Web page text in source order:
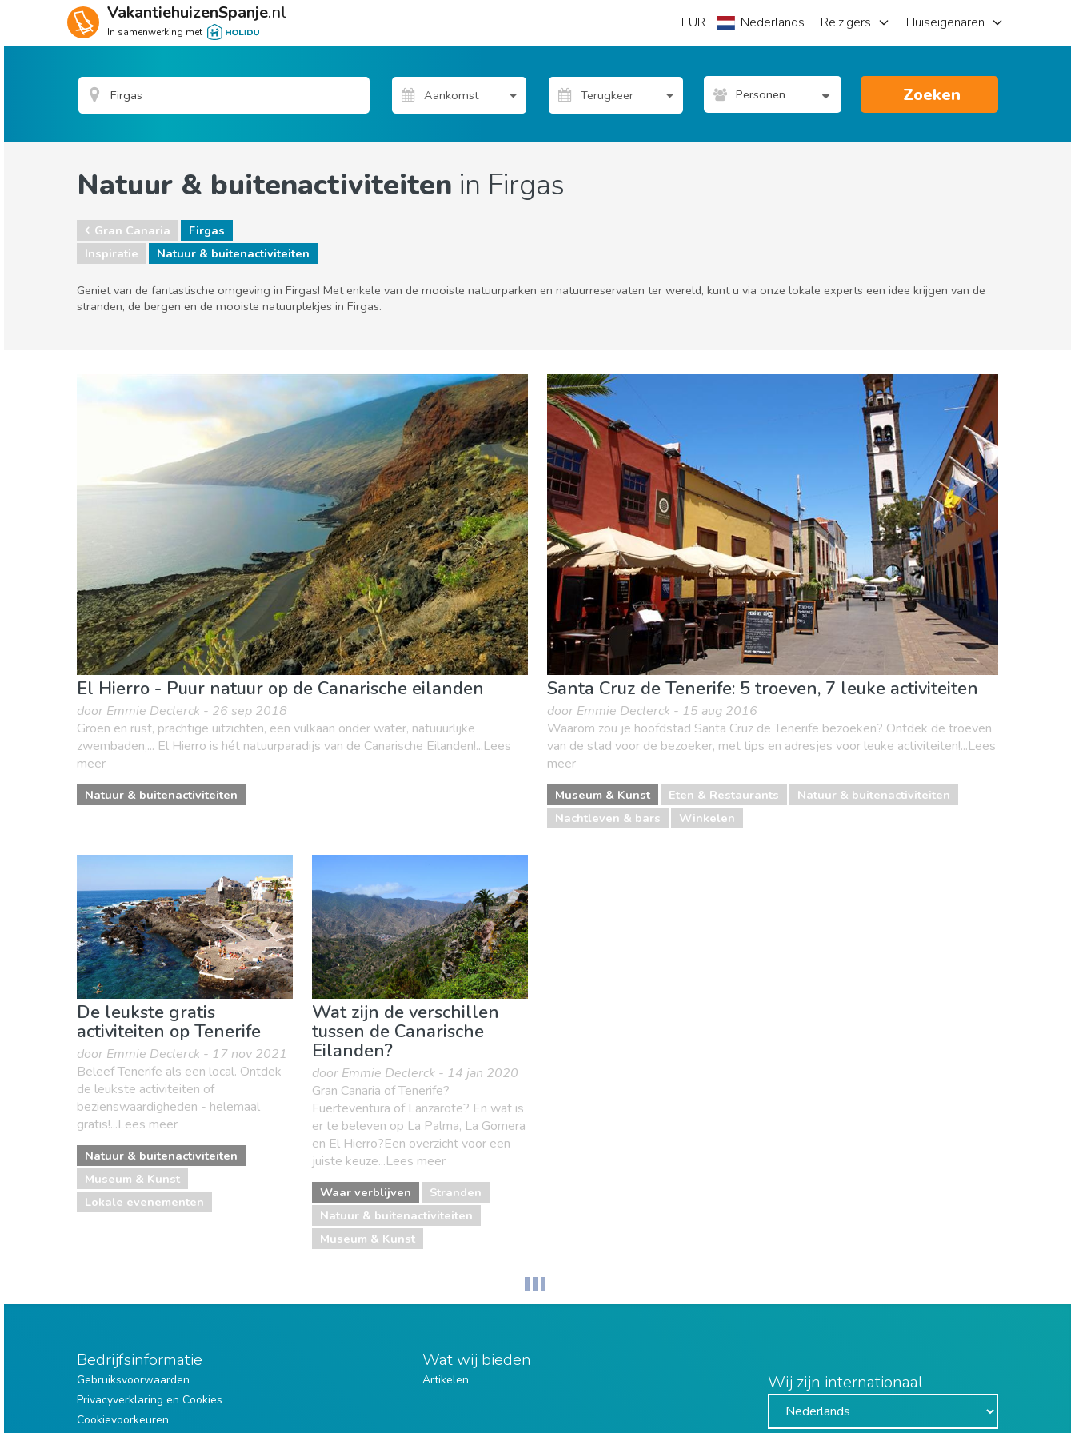
VakantiehuizenSpanje.nl
In samenwerking met
EUR Nederlands Reizigers Huiseigenaren
Personen Zoeken
Natuur & buitenactiviteiten in Firgas
Gran Canaria
Firgas
Inspiratie
Natuur & buitenactiviteiten
Geniet van de fantastische omgeving in Firgas! Met enkele van de mooiste natuurparken en natuurreservaten ter wereld, kunt u via onze lokale experts een idee krijgen van de
stranden, de bergen en de mooiste natuurplekjes in Firgas.
Lokale evenementen Museum & Kunst Nachtleven & bars Natuur & buitenactiviteiten
Stranden
Winkelen
Waar verblijven
El Hierro - Puur natuur op de Canarische eilanden
door Emmie Declerck - 26 sep 2018
Groen en rust, prachtige uitzichten, een vulkaan onder water, natuuurlijke
zwembaden,... El Hierro is hét natuurparadijs van de Canarische Eilanden!...Lees
meer
Natuur & buitenactiviteiten
Santa Cruz de Tenerife: 5 troeven, 7 leuke activiteiten
door Emmie Declerck - 15 aug 2016
Waarom zou je hoofdstad Santa Cruz de Tenerife bezoeken? Ontdek de troeven
van de stad voor de bezoeker, met tips en adresjes voor leuke activiteiten!...Lees
meer
Museum & Kunst Eten & Restaurants
Natuur & buitenactiviteiten
Nachtleven & bars
Winkelen
De leukste gratis
activiteiten op Tenerife
door Emmie Declerck - 17 nov 2021
Beleef Tenerife als een local. Ontdek
de leukste activiteiten of
bezienswaardigheden - helemaal
gratis!...Lees meer
Natuur & buitenactiviteiten
Museum & Kunst
Lokale evenementen
Wat zijn de verschillen
tussen de Canarische
Eilanden?
door Emmie Declerck - 14 jan 2020
Gran Canaria of Tenerife?
Fuerteventura of Lanzarote? En wat is
er te beleven op La Palma, La Gomera
en El Hierro?Een overzicht voor een
juiste keuze...Lees meer
Waar verblijven
Stranden
Natuur & buitenactiviteiten
Museum & Kunst
Bedrijfsinformatie
Gebruiksvoorwaarden
Privacyverklaring en Cookies
Cookievoorkeuren
Wat wij bieden
Artikelen Wij zijn internationaal